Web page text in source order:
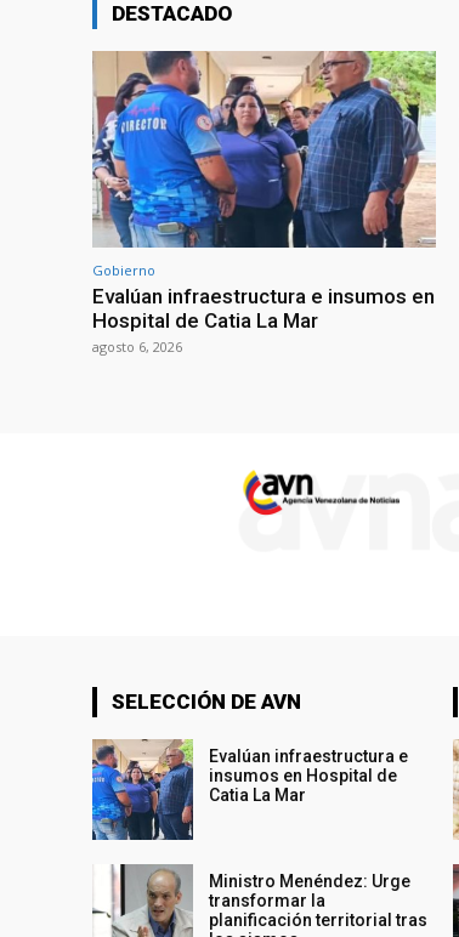
DESTACADO
Gobierno
Evalúan infraestructura e insumos en
Hospital de Catia La Mar
agosto 6, 2026
SELECCIÓN DE AVN
Evalúan infraestructura e
insumos en Hospital de
Catia La Mar
Ministro Menéndez: Urge
transformar la
planificación territorial tras